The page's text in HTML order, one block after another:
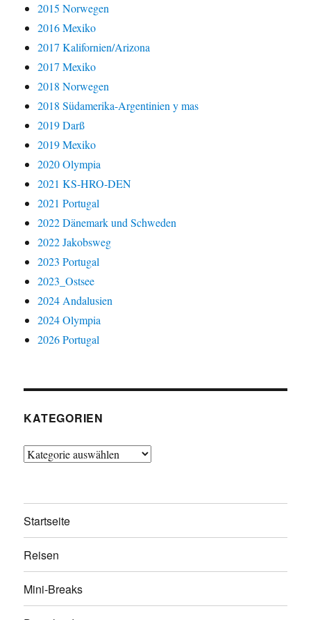
2015 Norwegen
2016 Mexiko
2017 Kalifornien/Arizona
2017 Mexiko
2018 Norwegen
2018 Südamerika-Argentinien y mas
2019 Darß
2019 Mexiko
2020 Olympia
2021 KS-HRO-DEN
2021 Portugal
2022 Dänemark und Schweden
2022 Jakobsweg
2023 Portugal
2023_Ostsee
2024 Andalusien
2024 Olympia
2026 Portugal
KATEGORIEN
Kategorien
Startseite
Reisen
Mini-Breaks